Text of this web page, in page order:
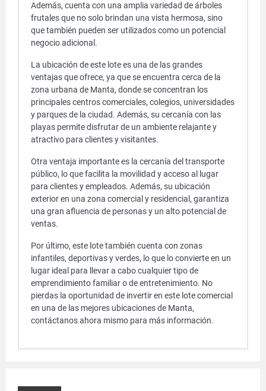
Además, cuenta con una amplia variedad de árboles
frutales que no solo brindan una vista hermosa, sino
que también pueden ser utilizados como un potencial
negocio adicional.
La ubicación de este lote es una de las grandes
ventajas que ofrece, ya que se encuentra cerca de la
zona urbana de Manta, donde se concentran los
principales centros comerciales, colegios, universidades
y parques de la ciudad. Además, su cercanía con las
playas permite disfrutar de un ambiente relajante y
atractivo para clientes y visitantes.
Otra ventaja importante es la cercanía del transporte
público, lo que facilita la movilidad y acceso al lugar
para clientes y empleados. Además, su ubicación
exterior en una zona comercial y residencial, garantiza
una gran afluencia de personas y un alto potencial de
ventas.
Por último, este lote también cuenta con zonas
infantiles, deportivas y verdes, lo que lo convierte en un
lugar ideal para llevar a cabo cualquier tipo de
emprendimiento familiar o de entretenimiento. No
pierdas la oportunidad de invertir en este lote comercial
en una de las mejores ubicaciones de Manta,
contáctanos ahora mismo para más información.